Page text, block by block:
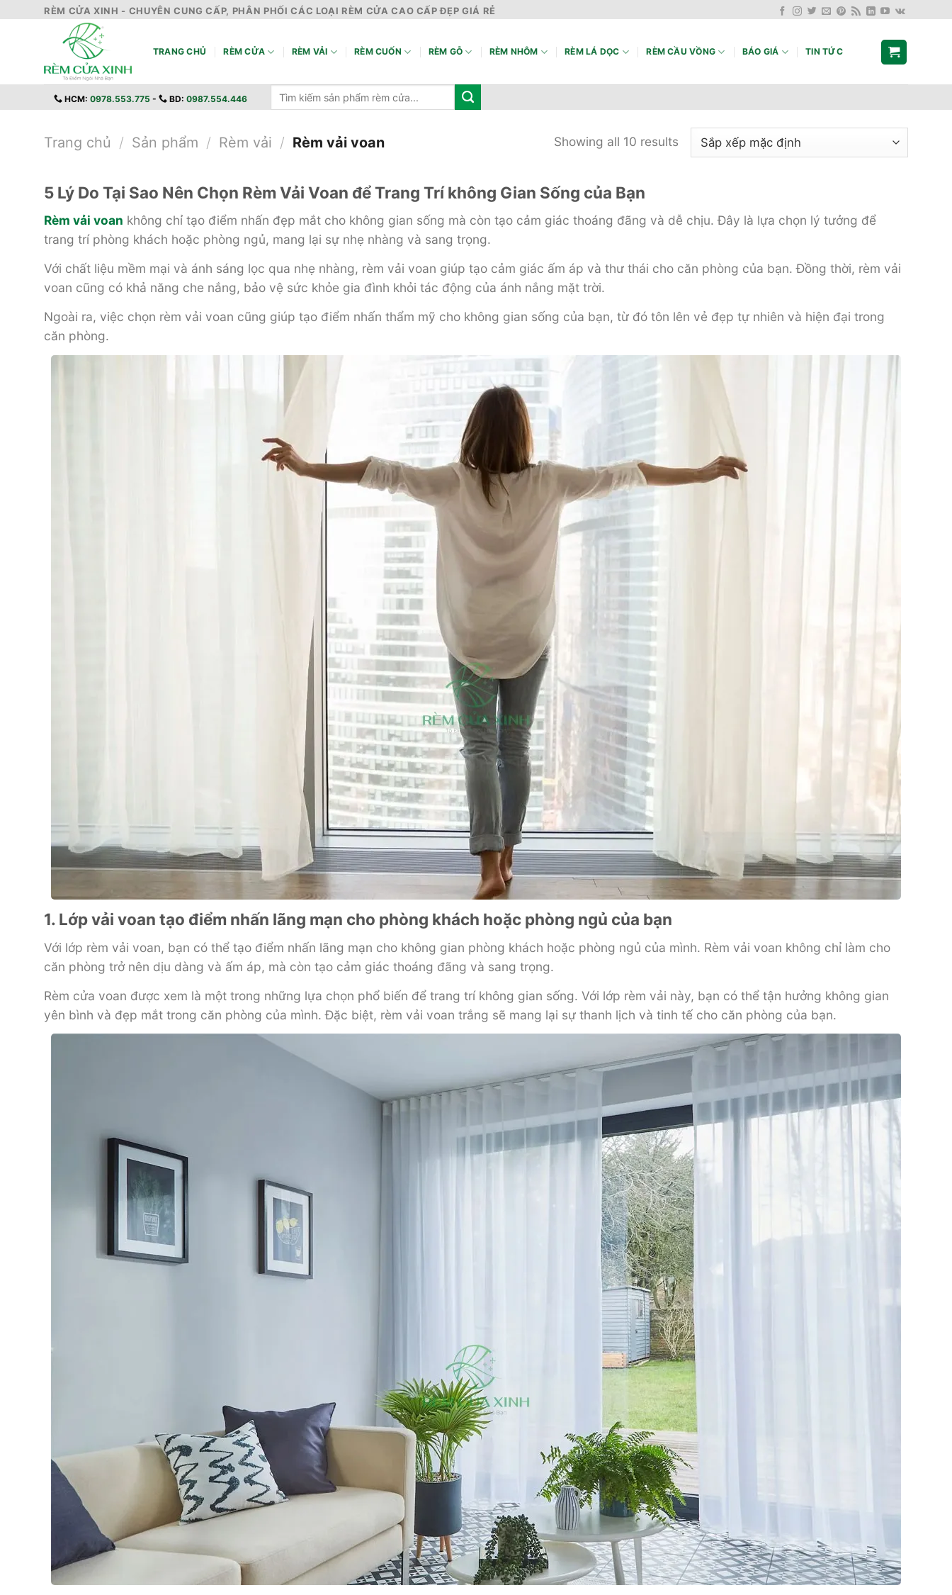
RÈM CỬA XINH - CHUYÊN CUNG CẤP, PHÂN PHỐI CÁC LOẠI RÈM CỬA CAO CẤP ĐẸP GIÁ RẺ
TRANG CHỦ RÈM CỬA RÈM VẢI RÈM CUỐN RÈM GỖ RÈM NHÔM RÈM LÁ DỌC RÈM CẦU VỒNG BÁO GIÁ TIN TỨC
HCM: 0978.553.775 - BD: 0987.554.446
Trang chủ / Sản phẩm / Rèm vải / Rèm vải voan Showing all 10 results
5 Lý Do Tại Sao Nên Chọn Rèm Vải Voan để Trang Trí không Gian Sống của Bạn
Rèm vải voan không chỉ tạo điểm nhấn đẹp mắt cho không gian sống mà còn tạo cảm giác thoáng đãng và dễ chịu. Đây là lựa chọn lý tưởng để
trang trí phòng khách hoặc phòng ngủ, mang lại sự nhẹ nhàng và sang trọng.
Với chất liệu mềm mại và ánh sáng lọc qua nhẹ nhàng, rèm vải voan giúp tạo cảm giác ấm áp và thư thái cho căn phòng của bạn. Đồng thời, rèm vải
voan cũng có khả năng che nắng, bảo vệ sức khỏe gia đình khỏi tác động của ánh nắng mặt trời.
Ngoài ra, việc chọn rèm vải voan cũng giúp tạo điểm nhấn thẩm mỹ cho không gian sống của bạn, từ đó tôn lên vẻ đẹp tự nhiên và hiện đại trong
căn phòng.
1. Lớp vải voan tạo điểm nhấn lãng mạn cho phòng khách hoặc phòng ngủ của bạn
Với lớp rèm vải voan, bạn có thể tạo điểm nhấn lãng mạn cho không gian phòng khách hoặc phòng ngủ của mình. Rèm vải voan không chỉ làm cho
căn phòng trở nên dịu dàng và ấm áp, mà còn tạo cảm giác thoáng đãng và sang trọng.
Rèm cửa voan được xem là một trong những lựa chọn phổ biến để trang trí không gian sống. Với lớp rèm vải này, bạn có thể tận hưởng không gian
yên bình và đẹp mắt trong căn phòng của mình. Đặc biệt, rèm vải voan trắng sẽ mang lại sự thanh lịch và tinh tế cho căn phòng của bạn.